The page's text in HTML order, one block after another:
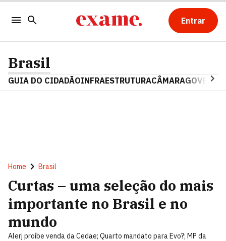
Entrar
Brasil
GUIA DO CIDADÃOINFRAESTRUTURACÂMARAGOVERNO
Home Brasil
Curtas – uma seleção do mais
importante no Brasil e no
mundo
Alerj proíbe venda da Cedae; Quarto mandato para Evo?; MP da